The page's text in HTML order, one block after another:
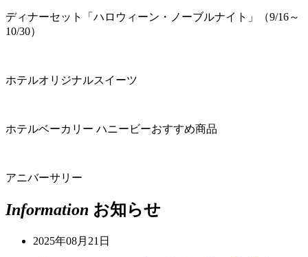
ディナーセット「ハロウィーン・ノーブルナイト」（9/16～
10/30）
ホテルオリジナルスイーツ
ホテルベーカリー ハニービーおすすめ商品
アニバーサリー
Information お知らせ
2025年08月21日